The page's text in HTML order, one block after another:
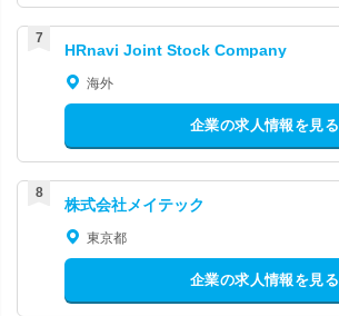
HRnavi Joint Stock Company
海外
企業の求人情報を見る
株式会社メイテック
東京都
企業の求人情報を見る